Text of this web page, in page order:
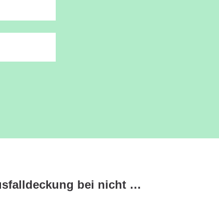
Wie schützt eine Ausfalldeckung bei nicht zahlungsfähigen Dritten?